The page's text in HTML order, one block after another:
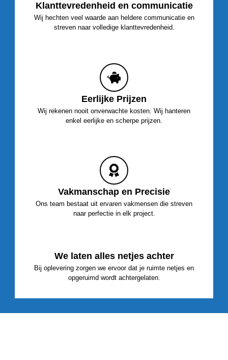
Klanttevredenheid en communicatie
Wij hechten veel waarde aan heldere communicatie en
streven naar volledige klanttevredenheid.
Eerlijke Prijzen
Wij rekenen nooit onverwachte kosten. Wij hanteren
enkel eerlijke en scherpe prijzen.
Vakmanschap en Precisie
Ons team bestaat uit ervaren vakmensen die streven
naar perfectie in elk project.
We laten alles netjes achter
Bij oplevering zorgen we ervoor dat je ruimte netjes en
opgeruimd wordt achtergelaten.